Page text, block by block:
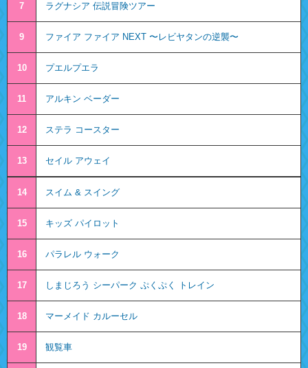
7 ラグナシア 伝説冒険ツアー
9 ファイア ファイア NEXT 〜レビヤタンの逆襲〜
10 プエルプエラ
11 アルキン ベーダー
12 ステラ コースター
13 セイル アウェイ
14 スイム & スイング
15 キッズ パイロット
16 パラレル ウォーク
17 しまじろう シーパーク ぷくぷく トレイン
18 マーメイド カルーセル
19 観覧車